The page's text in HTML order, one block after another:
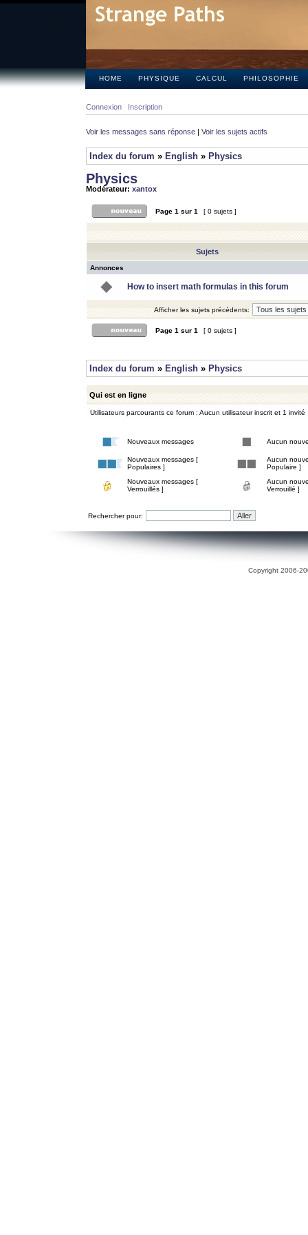
HOME PHYSIQUE CALCUL PHILOSOPHIE
Connexion Inscription
Voir les messages sans réponse | Voir les sujets actifs
Index du forum » English » Physics
Physics
Modérateur: xantox
Page 1 sur 1 [ 0 sujets ]
Sujets
Annonces
How to insert math formulas in this forum
Afficher les sujets précédents:
Page 1 sur 1 [ 0 sujets ]
Index du forum » English » Physics
Qui est en ligne
Utilisateurs parcourants ce forum : Aucun utilisateur inscrit et 1 invité
Nouveaux messages Aucun
Nouveaux messages [
Populaires ]
Aucun
Populaire ]
Nouveaux messages [
Verrouillés ]
Aucun
Verrouillé ]
Rechercher pour:
Copyright 2006-